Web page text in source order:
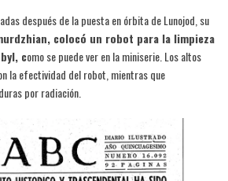
después de la puesta en órbita de Lunojod, su
colocó un robot para la limpieza
como se puede ver en la miniserie. Los altos
la efectividad del robot, mientras que
por radiación.